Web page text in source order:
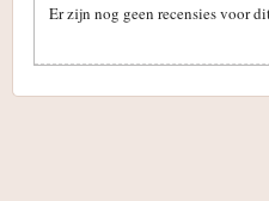
Er zijn nog geen recensies voor